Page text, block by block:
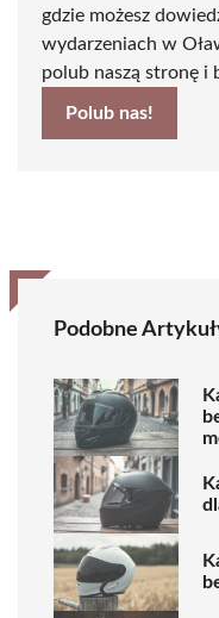
gdzie możesz
wydarzeniach w
polub naszą stronę i
Polub nas!
Podobne